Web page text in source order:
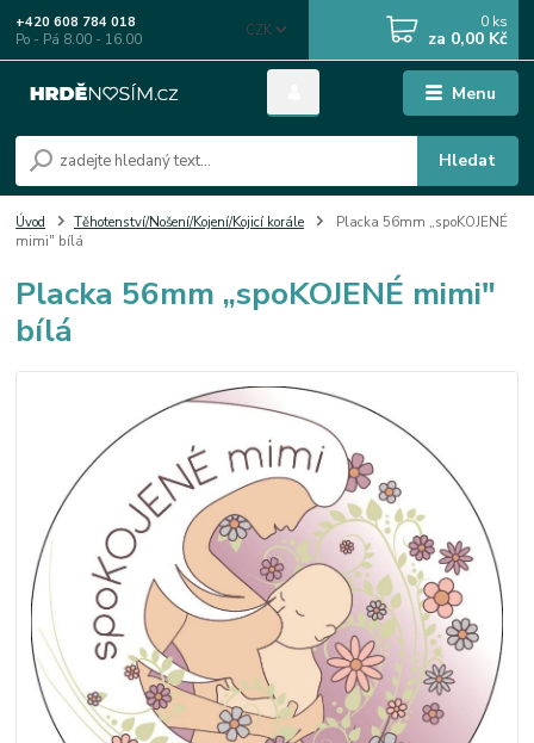
Menu
CZK
Hledat
+420 608 784 018
Po - Pá 8.00 - 16.00
0 ks
za 0,00 Kč
Úvod Těhotenství/Nošení/Kojení/Kojicí korále
Placka 56mm „spoKOJENÉ
mimi" bílá
Placka 56mm „spoKOJENÉ mimi"
bílá